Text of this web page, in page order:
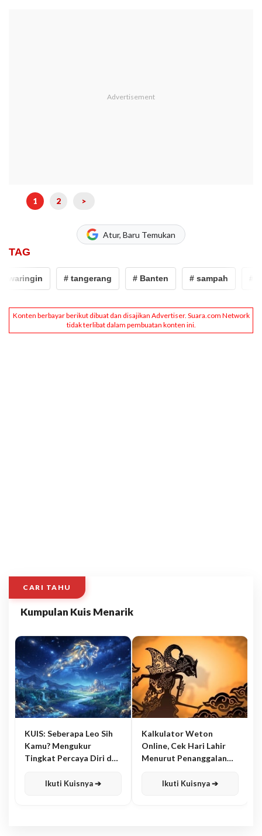
1 2 >
Atur, Baru Temukan
TAG
# tangerang # Banten # sampah
CARI TAHU
Kumpulan Kuis Menarik
KUIS: Seberapa Leo Sih
Kamu? Mengukur
Tingkat Percaya Diri dan
Ikuti Kuisnya ➔
Kalkulator Weton
Online, Cek Hari Lahir
Menurut Penanggalan
Ikuti Kuisnya ➔